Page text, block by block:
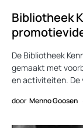
Bibliotheek
De Bibliotheek
gemaakt met
en activiteiten. De
door Menno Goosen